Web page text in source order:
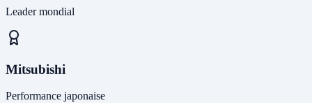
Leader mondial
Mitsubishi
Performance japonaise